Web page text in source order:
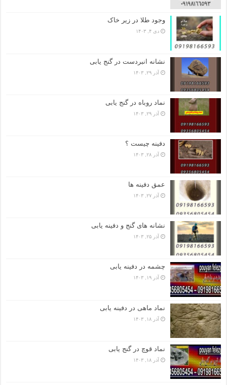
وجود طلا در زیر خاک
دی ۴, ۱۴۰۳
نشانه انبردست در گنج یابی
آذر ۲۹, ۱۴۰۳
نماد روباه در گنج یابی
آذر ۲۹, ۱۴۰۳
دفینه چیست ؟
آذر ۲۸, ۱۴۰۳
عمق دفینه ها
آذر ۲۷, ۱۴۰۳
نشانه های گنج و دفینه یابی
آذر ۲۵, ۱۴۰۳
چشمه در دفینه یابی
آذر ۱۹, ۱۴۰۳
نماد ماهی در دفینه یابی
آذر ۱۸, ۱۴۰۳
نماد قوچ در گنج یابی
آذر ۱۸, ۱۴۰۳